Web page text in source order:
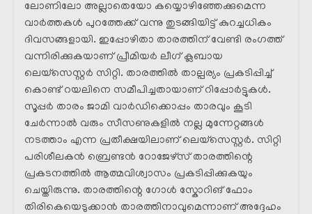
ലോണിലോ അല്ലാതെയോ കയ്യൊഴിഞ്ഞേക്കുമെന്ന
വാർത്തകൾ പുറത്തേക്ക് വന്നു തുടങ്ങിയിട്ട് കുറച്ചധികം
ദിവസങ്ങളായി. ഇപ്പോഴിതാ താരത്തിന് വേണ്ടി രംഗത്ത്
വന്നിരിക്കുകയാണ് പ്രീമിയർ ലീഗ് ക്ലബായ
ലെയ്സെസ്റ്റർ സിറ്റി. താരത്തിൽ താല്പര്യം പ്രകടിപ്പിച്ച്
കൊണ്ട് റയലിനെ സമീപിച്ചതായാണ് റിപ്പോർട്ടുകൾ.
സൂപ്പർ താരം ജാമി വാർഡിക്കൊപ്പം താരവും കൂടി
ചേർന്നാൽ വരും സീസണുകളിൽ നല്ല മുന്നേറ്റങ്ങൾ
നടത്താം എന്ന പ്രതീക്ഷയിലാണ് ലെയ്സെസ്റ്റർ. സിറ്റി
പരിശീലകൻ ബ്രെണ്ടൻ റോജേഴ്‌സ് താരത്തിന്റെ
പ്രകടനത്തിൽ ആത്മവിശ്വാസം പ്രകടിപ്പിക്കുകയും
ചെയ്തിരുന്നു. താരത്തിന്റെ ഗോൾ സ്കോറിങ് ഫോം
തിരികെയെടുക്കാൻ താരത്തിനാവുമെന്നാണ് അദ്ദേഹം